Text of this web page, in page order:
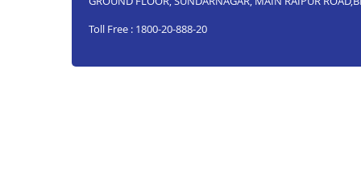
Toll Free : 1800-20-888-20